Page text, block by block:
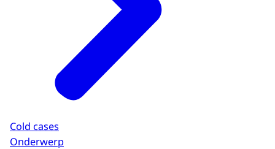
Cold cases
Onderwerp